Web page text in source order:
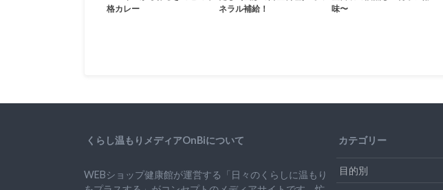
格カレー
ネラル補給！
味〜
くらし温もりメディアOnBiについて
WEBショップ健康館が運営する「日々のくらしに温もり
カテゴリー
目的別